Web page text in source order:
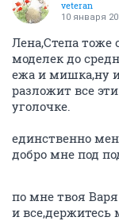
veteran
10 января
Лена,Степа
моделек до
ежа и мишка,ну
разложит все
уголочке.
единственно
добро мне под
по мне твоя
и все,держитесь